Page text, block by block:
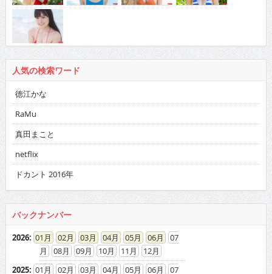
人気の検索ワード
徳江かな
RaMu
真田まこと
netflix
ドカント 2016年
バックナンバー
2026: 01 02 03 04 05 06
07
08
09 10 11
12
2025: 01 02 03 04 05 06
07